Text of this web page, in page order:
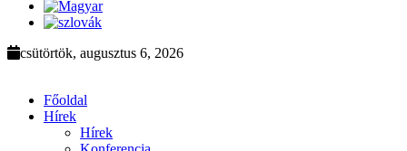
csütörtök, augusztus 6, 2026
Főoldal
Hírek
Hírek